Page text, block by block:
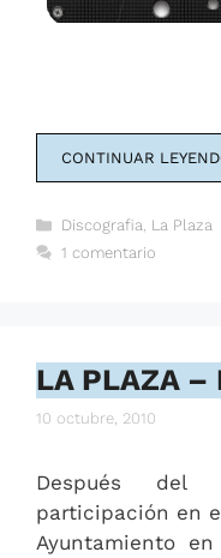
CONTINUAR
Categorías
Discografia, La Plaza
1 comentario
LA PLAZA –
10 octubre, 2010
Después
participación en
Ayuntamiento